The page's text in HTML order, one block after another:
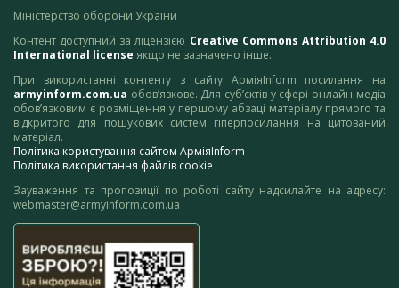
Міністерство оборони України
Контент доступний за ліцензією Creative Commons Attribution 4.0
International license якщо не зазначено інше.
При використанні контенту з сайту АрміяInform посилання на
armyinform.com.ua обов’язкове. Для суб’єктів у сфері онлайн-медіа
обов’язковим є розміщення у першому абзаці матеріалу прямого та
відкритого для пошукових систем гіперпосилання на цитований
матеріал.
Політика користування сайтом АрміяInform
Політика використання файлів cookie
Зауваження та пропозиції по роботі сайту надсилайте на адресу:
webmaster@armyinform.com.ua